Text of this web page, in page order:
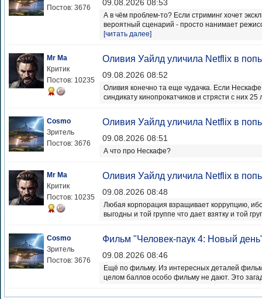
Постов: 3676
09.08.2026 08:53
А в чём проблем-то? Если стриминг хочет
вероятный сценарий - просто нанимает
[читать далее]
Mr Ma
Критик
Постов: 10235
Оливия Уайлд уличила Netflix в
09.08.2026 08:52
Оливия конечно та еще чудачка. Если
синдикату кинопрокатчиков и стрясти с них
Cosmo
Зритель
Постов: 3676
Оливия Уайлд уличила Netflix в
09.08.2026 08:51
А что про Нескафе?
Mr Ma
Критик
Постов: 10235
Оливия Уайлд уличила Netflix в
09.08.2026 08:48
Любая корпорация взращивает коррупцию,
выгодны и той группе что дает взятку и той
Cosmo
Зритель
Постов: 3676
Фильм "Человек-паук 4: Новый
09.08.2026 08:46
Ещё по фильму. Из интересных деталей
целом баллов особо фильму не дают. Это